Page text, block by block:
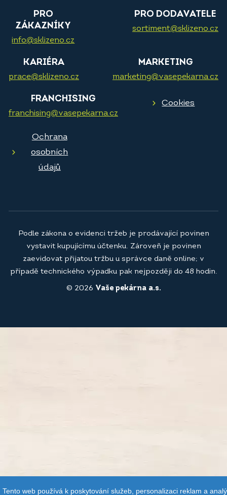
PRO
ZÁKAZNÍKY
info@sklizeno.cz
PRO DODAVATELE
sortiment@sklizeno.cz
KARIÉRA
prace@sklizeno.cz
MARKETING
marketing@vasepekarna.cz
FRANCHISING
franchising@vasepekarna.cz
Cookies
Ochrana
osobních
údajů
© 2026 Vaše pekárna a.s.
Podle zákona o evidenci tržeb je prodávající povinen
vystavit kupujícímu účtenku. Zároveň je povinen
zaevidovat přijatou tržbu u správce daně online; v
případě technického výpadku pak nejpozději do 48 hodin.
Tento web používá k poskytování služeb, personalizaci reklam a